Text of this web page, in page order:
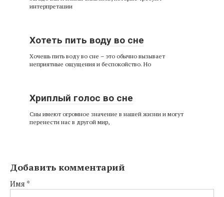
интерпретации
Хотеть пить воду во сне
Хочешь пить воду во сне – это обычно вызывает
неприятные ощущения и беспокойство. Но
Хриплый голос во сне
Сны имеют огромное значение в нашей жизни и могут
перенести нас в другой мир,
Добавить комментарий
Имя *